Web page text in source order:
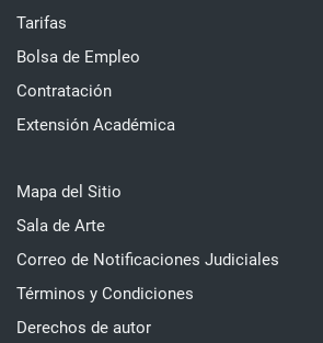
Tarifas
Bolsa de Empleo
Contratación
Extensión Académica
Mapa del Sitio
Sala de Arte
Correo de Notificaciones Judiciales
Términos y Condiciones
Derechos de autor